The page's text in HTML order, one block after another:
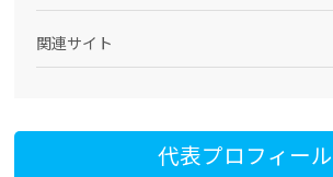
関連サイト
代表プロフィール